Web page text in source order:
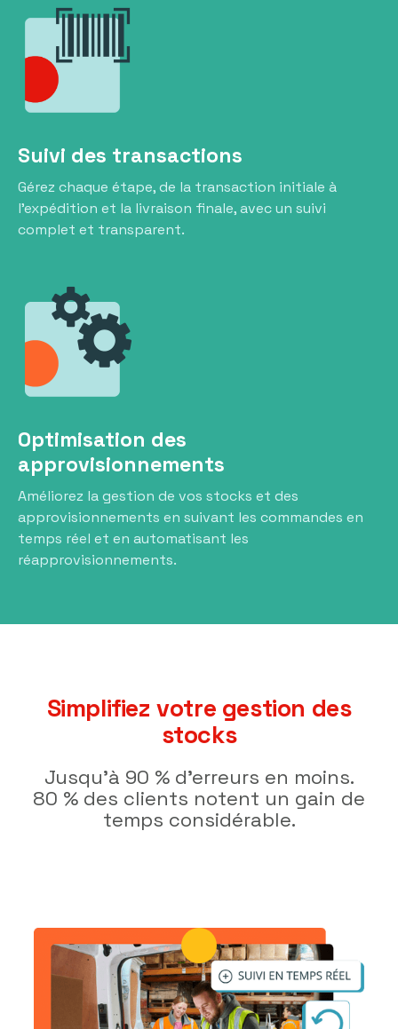
Suivi des transactions
Gérez chaque étape, de la transaction initiale à
l’expédition et la livraison finale, avec un suivi
complet et transparent.
Optimisation des
approvisionnements
Améliorez la gestion de vos stocks et des
approvisionnements en suivant les commandes en
temps réel et en automatisant les
réapprovisionnements.
Simplifiez votre gestion des
stocks
Jusqu'à 90 % d'erreurs en moins.
80 % des clients notent un gain de
temps considérable.